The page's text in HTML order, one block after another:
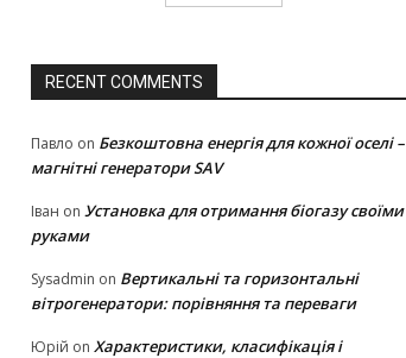
RECENT COMMENTS
Павло on Безкоштовна енергія для кожної оселі –
магнітні генератори SAV
Іван on Установка для отримання біогазу своїми
руками
Sysadmin on Вертикальні та горизонтальні
вітрогенератори: порівняння та переваги
Юрій on Характеристики, класифікація і